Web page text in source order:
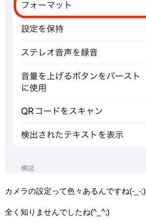
カメラの設定って色々あるんですね(-_-;)
全く知りませんでしたね(^_^;)